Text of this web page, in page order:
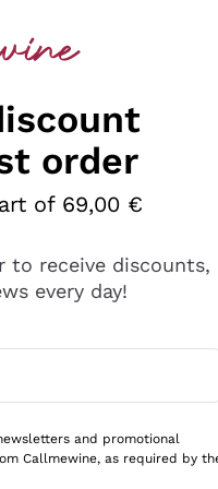
alternative che
order
of 69,00 €
to receive discounts,
every day!
and promotional
Callmewine, as required by